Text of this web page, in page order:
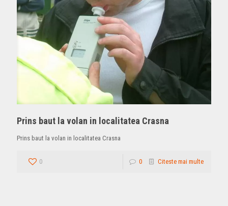
Prins baut la volan in localitatea Crasna
Prins baut la volan in localitatea Crasna
0 0 Citeste mai multe